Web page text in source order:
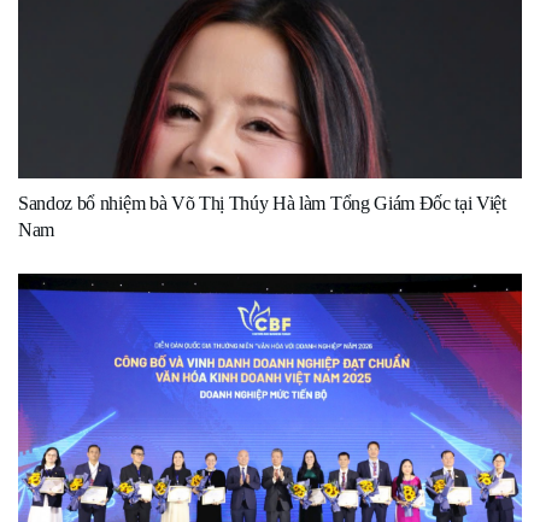
Sandoz bổ nhiệm bà Võ Thị Thúy Hà làm Tổng Giám Đốc tại Việt
Nam